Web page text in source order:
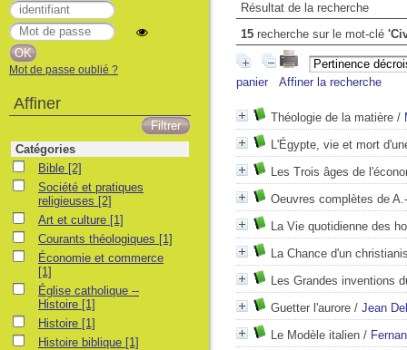
Résultat de la recherche
15 recherche sur le mot-clé
panier Affiner la recherche
Théologie de la matière /
L'Égypte, vie et mort
Les Trois âges de
Oeuvres complètes de
La Vie quotidienne des
La Chance d'un
Les Grandes inventions
Guetter l'aurore / Jean
Le Modèle italien /
Mot de passe oublié ?
Affiner
Catégories
Bible Bible [2]
Société et pratiques religieuses
Société et pratiques
religieuses [2]
Art et culture
Art et culture [1]
Courants théologiques
Courants théologiques [1]
Économie et commerce
Économie et commerce
[1]
Église catholique -- Histoire
Église catholique --
Histoire [1]
HistoireHistoire [1]
Histoire biblique
Histoire biblique [1]